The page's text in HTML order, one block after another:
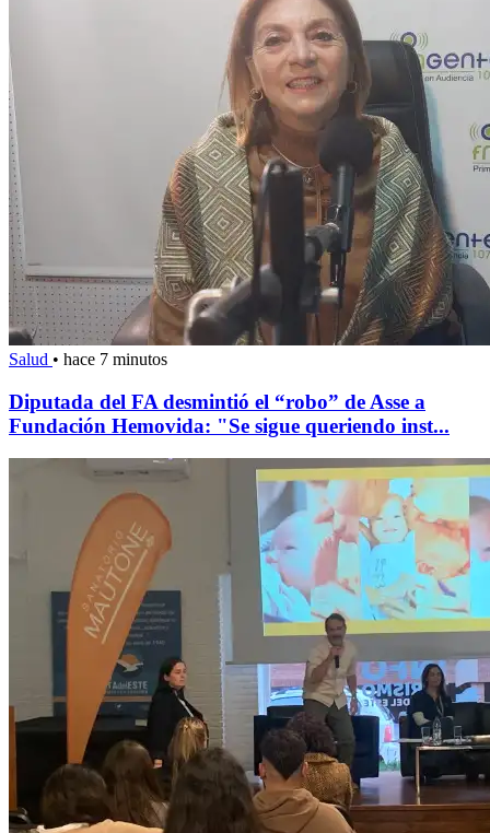
Salud • hace 7 minutos
Diputada del FA desmintió el “robo” de Asse a
Fundación Hemovida: "Se sigue queriendo inst...